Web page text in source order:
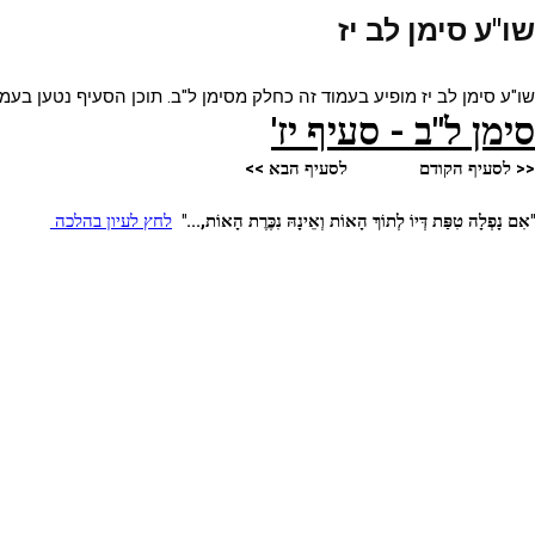
שו"ע סימן לב יז
שו"ע סימן לב יז מופיע בעמוד זה כחלק מסימן ל"ב. תוכן הסעיף נטען